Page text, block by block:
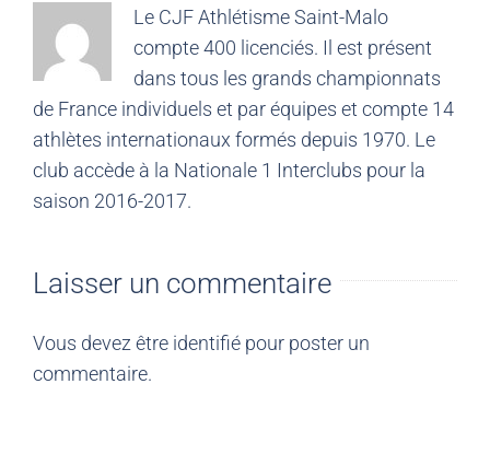
Le CJF Athlétisme Saint-Malo
compte 400 licenciés. Il est présent
dans tous les grands championnats
de France individuels et par équipes et compte 14
athlètes internationaux formés depuis 1970. Le
club accède à la Nationale 1 Interclubs pour la
saison 2016-2017.
Laisser un commentaire
Vous devez être identifié pour poster un
commentaire.